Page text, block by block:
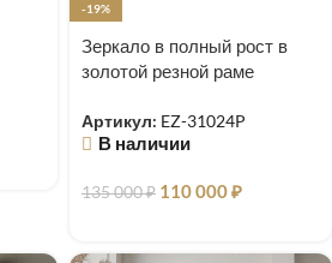
-19%
Зеркало в полный рост в
золотой резной раме
Артикул: EZ-31024P
В наличии
135 000₽ 110 000₽